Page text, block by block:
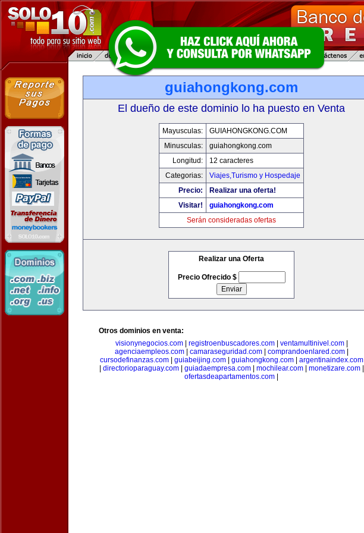
guiahongkong.com
El dueño de este dominio lo ha puesto en Venta
Mayusculas:
GUIAHONGKONG.COM
Minusculas:
guiahongkong.com
Longitud:
12 caracteres
Categorias:
Viajes,Turismo y Hospedaje
Precio:
Realizar una oferta!
Visitar!
guiahongkong.com
Serán consideradas ofertas
Realizar una Oferta
Precio Ofrecido $
Otros dominios en venta:
visionynegocios.com| registroenbuscadores.com| ventamultinivel.com|
agenciaempleos.com| camaraseguridad.com| comprandoenlared.com|
cursodefinanzas.com| guiabeijing.com| guiahongkong.com| argentinaindex.com
directorioparaguay.com| guiadaempresa.com| mochilear.com| monetizare.com|
ofertasdeapartamentos.com